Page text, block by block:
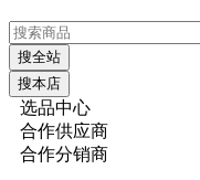
搜全站
搜本店
选品中心
合作供应商
合作分销商